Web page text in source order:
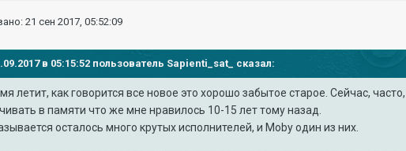
21 сен 2017, 05:52:09
в 05:15:52 пользователь Sapienti_sat_ сказал:
летит, как говорится все новое это хорошо забытое старое. Сейчас,
в памяти что же мне нравилось 10-15 лет тому назад.
осталось много крутых исполнителей, и Moby один из них.